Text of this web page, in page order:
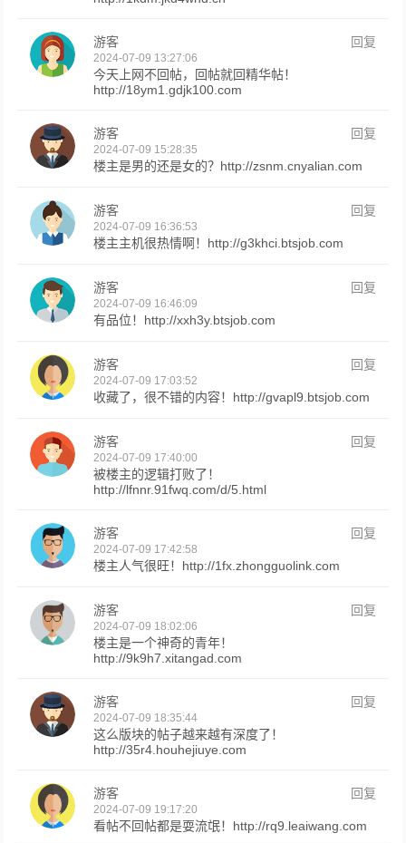
游客 回复
2024-07-09 13:27:06
今天上网不回帖，回帖就回精华帖！
http://18ym1.gdjk100.com
游客 回复
2024-07-09 15:28:35
楼主是男的还是女的？http://zsnm.cnyalian.com
游客 回复
2024-07-09 16:36:53
楼主主机很热情啊！http://g3khci.btsjob.com
游客 回复
2024-07-09 16:46:09
有品位！http://xxh3y.btsjob.com
游客 回复
2024-07-09 17:03:52
收藏了，很不错的内容！http://gvapl9.btsjob.com
游客 回复
2024-07-09 17:40:00
被楼主的逻辑打败了！
http://lfnnr.91fwq.com/d/5.html
游客 回复
2024-07-09 17:42:58
楼主人气很旺！http://1fx.zhongguolink.com
游客 回复
2024-07-09 18:02:06
楼主是一个神奇的青年！
http://9k9h7.xitangad.com
游客 回复
2024-07-09 18:35:44
这么版块的帖子越来越有深度了！
http://35r4.houhejiuye.com
游客 回复
2024-07-09 19:17:20
看帖不回帖都是耍流氓！http://rq9.leaiwang.com